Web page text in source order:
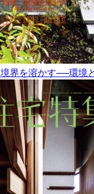
境界を溶かす──環境